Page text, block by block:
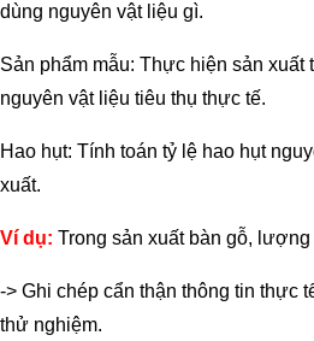
dùng nguyên vật liệu gì.
Sản phẩm mẫu: Thực hiện sản
nguyên vật liệu tiêu thụ thực tế.
Hao hụt: Tính toán tỷ lệ hao hụt
xuất.
Ví dụ: Trong sản xuất bàn gỗ,
-> Ghi chép cẩn thận thông tin thực
thử nghiệm.